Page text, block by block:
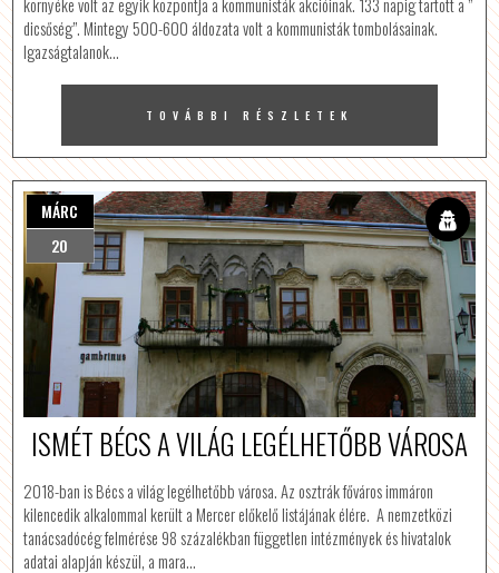
környéke volt az egyik központja a kommunisták akcióinak. 133 napig tartott a ”
dicsőség”. Mintegy 500-600 áldozata volt a kommunisták tombolásainak.
Igazságtalanok…
TOVÁBBI RÉSZLETEK
MÁRC
20
ISMÉT BÉCS A VILÁG LEGÉLHETŐBB VÁROSA
2018-ban is Bécs a világ legélhetőbb városa. Az osztrák főváros immáron
kilencedik alkalommal került a Mercer előkelő listájának élére. A nemzetközi
tanácsadócég felmérése 98 százalékban független intézmények és hivatalok
adatai alapján készül, a mara…